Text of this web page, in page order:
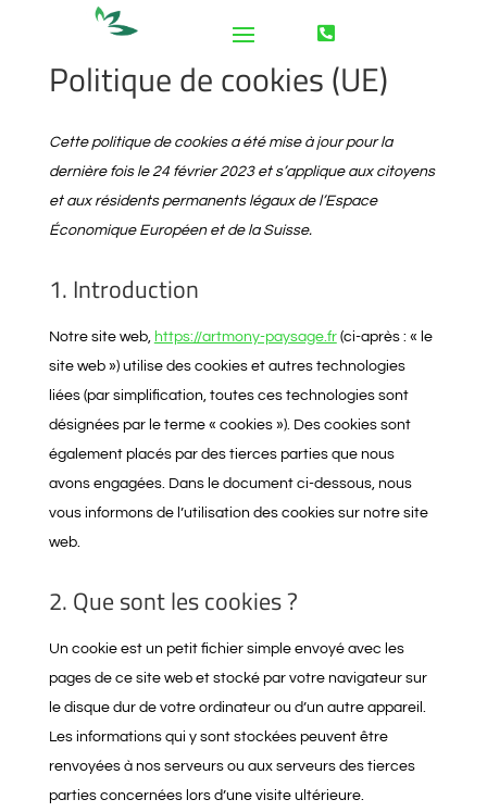

Politique de cookies (UE)
Cette politique de cookies a été mise à jour pour la
dernière fois le 24 février 2023 et s’applique aux citoyens
et aux résidents permanents légaux de l’Espace
Économique Européen et de la Suisse.
1. Introduction
Notre site web, https://artmony-paysage.fr(ci-après : « le
site web ») utilise des cookies et autres technologies
liées (par simplification, toutes ces technologies sont
désignées par le terme « cookies »). Des cookies sont
également placés par des tierces parties que nous
avons engagées. Dans le document ci-dessous, nous
vous informons de l’utilisation des cookies sur notre site
web.
2. Que sont les cookies ?
Un cookie est un petit fichier simple envoyé avec les
pages de ce site web et stocké par votre navigateur sur
le disque dur de votre ordinateur ou d’un autre appareil.
Les informations qui y sont stockées peuvent être
renvoyées à nos serveurs ou aux serveurs des tierces
parties concernées lors d’une visite ultérieure.